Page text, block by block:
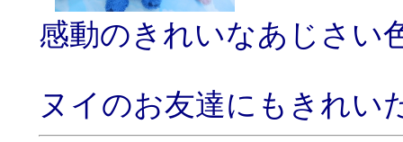
感動のきれいなあじさい
ヌイのお友達にもきれい